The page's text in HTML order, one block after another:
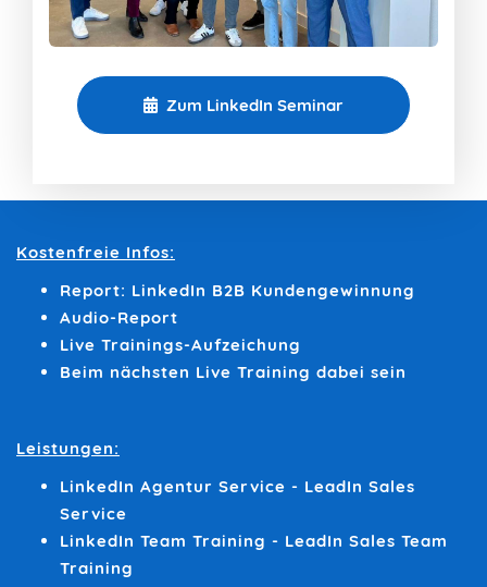
Zum LinkedIn Seminar
Kostenfreie Infos:
Report: LinkedIn B2B Kundengewinnung
Audio-Report
Live Trainings-Aufzeichung
Beim nächsten Live Training dabei sein
Leistungen:
LinkedIn Agentur Service - LeadIn Sales
Service
LinkedIn Team Training - LeadIn Sales Team
Training